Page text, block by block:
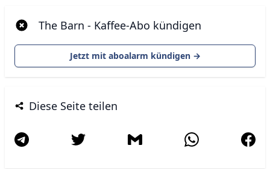
The Barn - Kaffee-Abo kündigen
Jetzt mit aboalarm kündigen →
Diese Seite teilen